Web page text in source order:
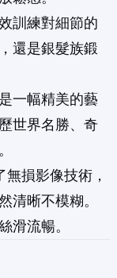
訓練對細節的
還是銀髮族鍛
一幅精美的藝
世界名勝、奇
無損影像技術，
清晰不模糊。
滑流暢。